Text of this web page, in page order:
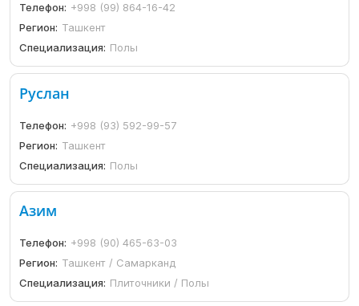
Телефон: +998 (99) 864-16-42
Регион: Ташкент
Специализация: Полы
Руслан
Телефон: +998 (93) 592-99-57
Регион: Ташкент
Специализация: Полы
Азим
Телефон: +998 (90) 465-63-03
Регион: Ташкент / Самарканд
Специализация: Плиточники / Полы